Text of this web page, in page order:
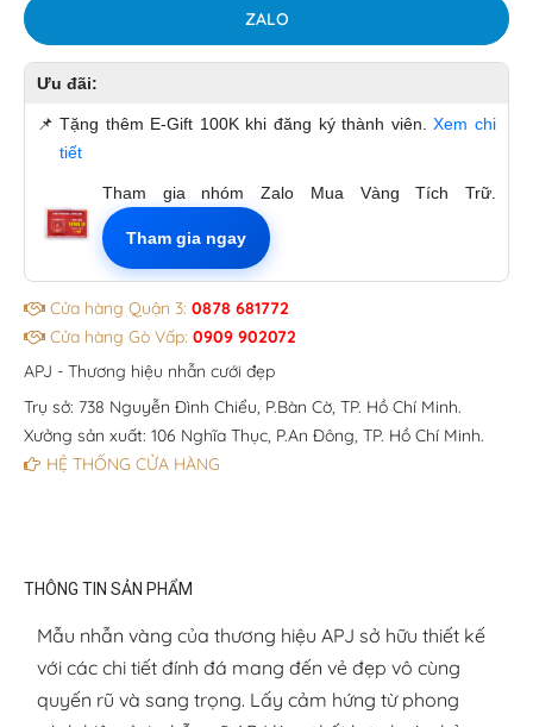
ZALO
Ưu đãi:
📌 Tặng thêm E-Gift 100K khi đăng ký thành viên.Xem chi
tiết
Tham gia nhóm Zalo Mua Vàng Tích Trữ.
Tham gia ngay
Cửa hàng Quận 3: 0878 681772
Cửa hàng Gò Vấp: 0909 902072
APJ - Thương hiệu nhẫn cưới đẹp
Trụ sở: 738 Nguyễn Đình Chiểu, P.Bàn Cờ, TP. Hồ Chí Minh.
Xưởng sản xuất: 106 Nghĩa Thục, P.An Đông, TP. Hồ Chí Minh.
HỆ THỐNG CỬA HÀNG
THÔNG TIN SẢN PHẨM
Mẫu nhẫn vàng của thương hiệu APJ sở hữu thiết kế
với các chi tiết đính đá mang đến vẻ đẹp vô cùng
quyến rũ và sang trọng. Lấy cảm hứng từ phong